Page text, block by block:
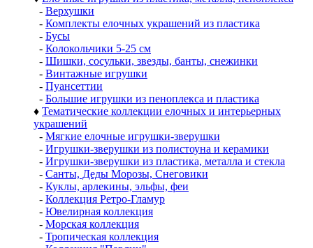
- Верхушки
- Комплекты елочных украшений из пластика
- Бусы
- Колокольчики 5-25 см
- Шишки, сосульки, звезды, банты, снежинки
- Винтажные игрушки
- Пуансеттии
- Большие игрушки из пеноплекса и пластика
♦ Тематические коллекции елочных и интерьерных
украшений
- Мягкие елочные игрушки-зверушки
- Игрушки-зверушки из полистоуна и керамики
- Игрушки-зверушки из пластика, металла и стекла
- Санты, Деды Морозы, Снеговики
- Куклы, арлекины, эльфы, феи
- Коллекция Ретро-Гламур
- Ювелирная коллекция
- Морская коллекция
- Тропическая коллекция